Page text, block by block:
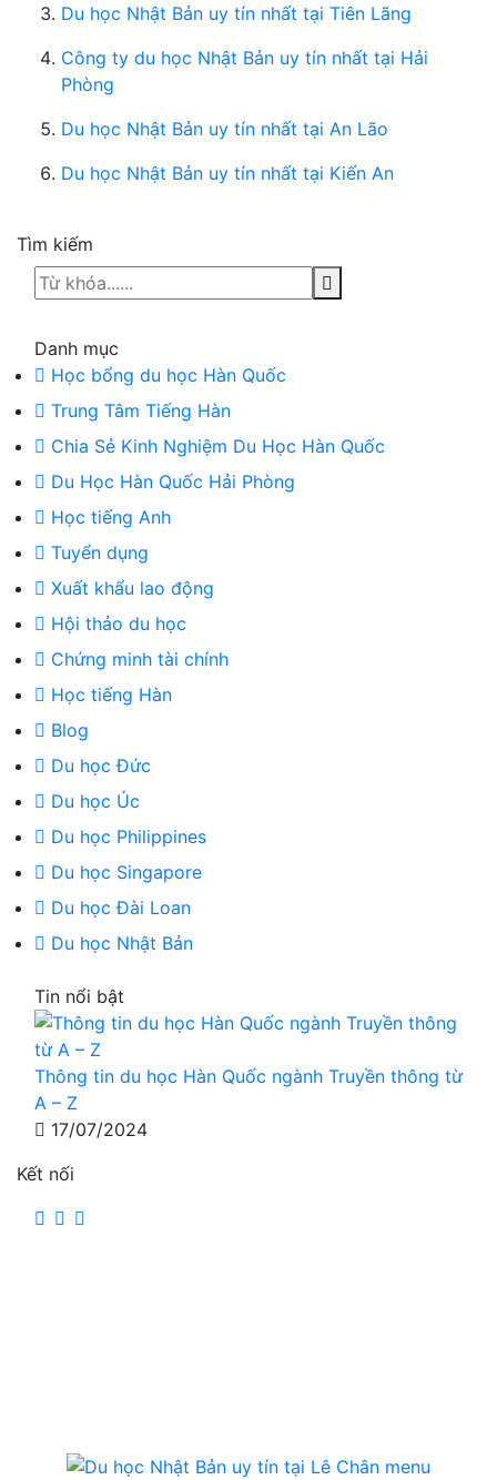
Du học Nhật Bản uy tín nhất tại Tiên Lãng
Công ty du học Nhật Bản uy tín nhất tại Hải
Phòng
Du học Nhật Bản uy tín nhất tại An Lão
Du học Nhật Bản uy tín nhất tại Kiến An
Tìm kiếm
Danh mục
Học bổng du học Hàn Quốc
Trung Tâm Tiếng Hàn
Chia Sẻ Kinh Nghiệm Du Học Hàn Quốc
Du Học Hàn Quốc Hải Phòng
Học tiếng Anh
Tuyển dụng
Xuất khẩu lao động
Hội thảo du học
Chứng minh tài chính
Học tiếng Hàn
Blog
Du học Đức
Du học Úc
Du học Philippines
Du học Singapore
Du học Đài Loan
Du học Nhật Bản
Tin nổi bật
Thông tin du học Hàn Quốc ngành Truyền thông từ
A – Z
17/07/2024
Kết nối